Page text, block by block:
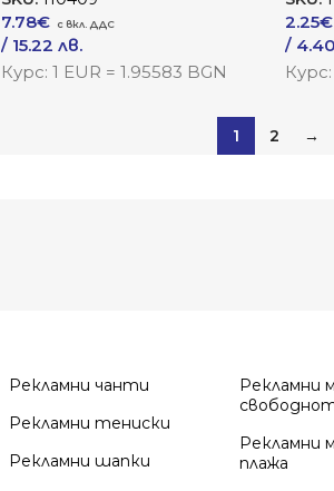
7.78€
/ 15.22 лв.
Към Продукта
Курс: 1 EUR = 1.95583 BGN
2.25€
/
Към
1 2 →
Рекламни чанти
Рекламни тениски
Рекламни шапки
Рекламни
Рекламни
плажа